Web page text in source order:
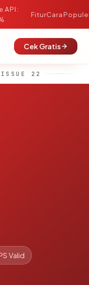
API:
FiturCara
Cek Gratis
22
Valid